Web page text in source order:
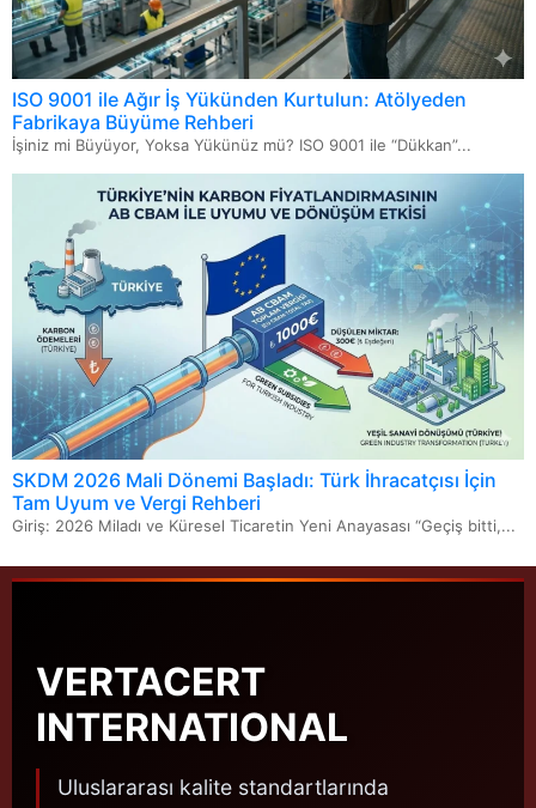
ISO 9001 ile Ağır İş Yükünden Kurtulun: Atölyeden
Fabrikaya Büyüme Rehberi
İşiniz mi Büyüyor, Yoksa Yükünüz mü? ISO 9001 ile “Dükkan”...
SKDM 2026 Mali Dönemi Başladı: Türk İhracatçısı İçin
Tam Uyum ve Vergi Rehberi
Giriş: 2026 Miladı ve Küresel Ticaretin Yeni Anayasası “Geçiş bitti,...
VERTACERT
INTERNATIONAL
Uluslararası kalite standartlarında